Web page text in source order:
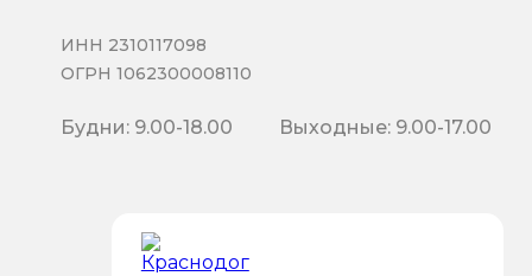
ИНН 2310117098
ОГРН 1062300008110
Будни: 9.00-18.00 Выходные: 9.00-17.00